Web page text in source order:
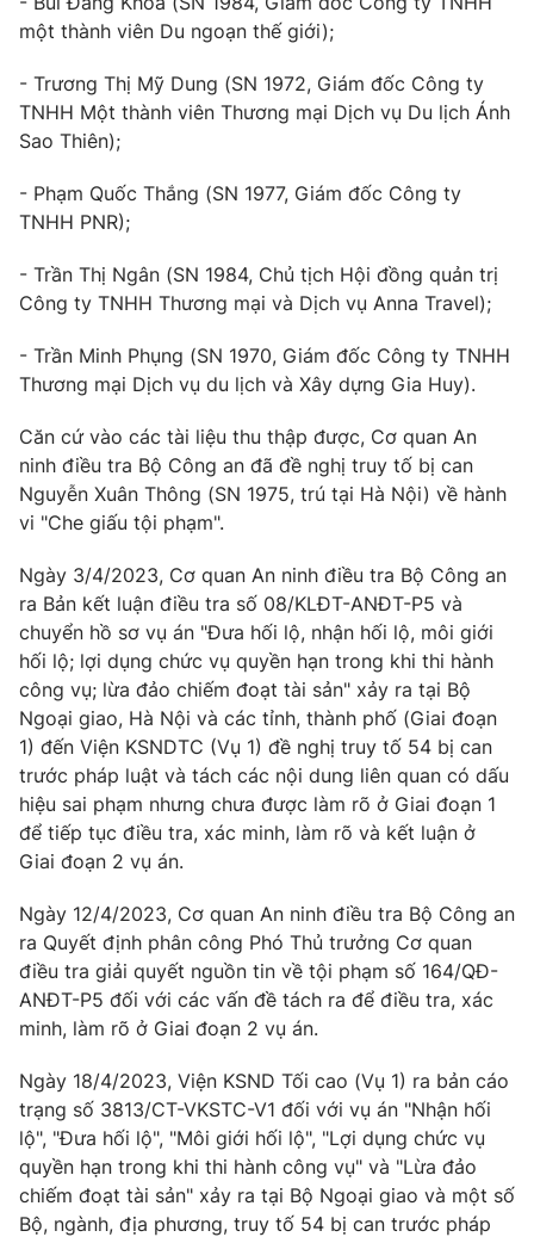
một thành viên Du ngoạn thế giới);
- Trương Thị Mỹ Dung (SN 1972, Giám đốc Công ty
TNHH Một thành viên Thương mại Dịch vụ Du lịch Ánh
Sao Thiên);
- Phạm Quốc Thắng (SN 1977, Giám đốc Công ty
TNHH PNR);
- Trần Thị Ngân (SN 1984, Chủ tịch Hội đồng quản trị
Công ty TNHH Thương mại và Dịch vụ Anna Travel);
- Trần Minh Phụng (SN 1970, Giám đốc Công ty TNHH
Thương mại Dịch vụ du lịch và Xây dựng Gia Huy).
Căn cứ vào các tài liệu thu thập được, Cơ quan An
ninh điều tra Bộ Công an đã đề nghị truy tố bị can
Nguyễn Xuân Thông (SN 1975, trú tại Hà Nội) về hành
vi "Che giấu tội phạm".
Ngày 3/4/2023, Cơ quan An ninh điều tra Bộ Công an
ra Bản kết luận điều tra số 08/KLĐT-ANĐT-P5 và
chuyển hồ sơ vụ án "Đưa hối lộ, nhận hối lộ, môi giới
hối lộ; lợi dụng chức vụ quyền hạn trong khi thi hành
công vụ; lừa đảo chiếm đoạt tài sản" xảy ra tại Bộ
Ngoại giao, Hà Nội và các tỉnh, thành phố (Giai đoạn
1) đến Viện KSNDTC (Vụ 1) đề nghị truy tố 54 bị can
trước pháp luật và tách các nội dung liên quan có dấu
hiệu sai phạm nhưng chưa được làm rõ ở Giai đoạn 1
để tiếp tục điều tra, xác minh, làm rõ và kết luận ở
Giai đoạn 2 vụ án.
Ngày 12/4/2023, Cơ quan An ninh điều tra Bộ Công an
ra Quyết định phân công Phó Thủ trưởng Cơ quan
điều tra giải quyết nguồn tin về tội phạm số 164/QĐ-
ANĐT-P5 đối với các vấn đề tách ra để điều tra, xác
minh, làm rõ ở Giai đoạn 2 vụ án.
Ngày 18/4/2023, Viện KSND Tối cao (Vụ 1) ra bản cáo
trạng số 3813/CT-VKSTC-V1 đối với vụ án "Nhận hối
lộ", "Đưa hối lộ", "Môi giới hối lộ", "Lợi dụng chức vụ
quyền hạn trong khi thi hành công vụ" và "Lừa đảo
chiếm đoạt tài sản" xảy ra tại Bộ Ngoại giao và một số
Bộ, ngành, địa phương, truy tố 54 bị can trước pháp